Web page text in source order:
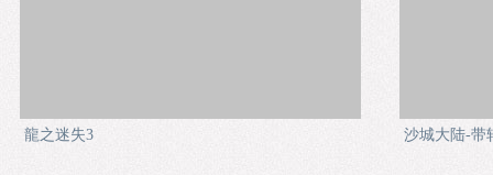
龍之迷失3 沙城大陆-带